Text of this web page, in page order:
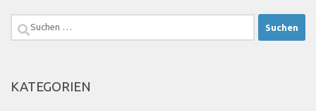
Suchen
KATEGORIEN